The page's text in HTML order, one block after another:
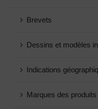
Brevets
Dessins et modèles
Indications
Marques des